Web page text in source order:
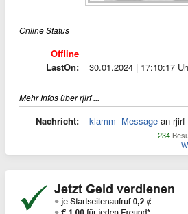
Online Status
Offline
LastOn:
30.01.2024 | 17:10:17
Mehr Infos über rjirf ...
Nachricht: klamm- Message an rjirf
234